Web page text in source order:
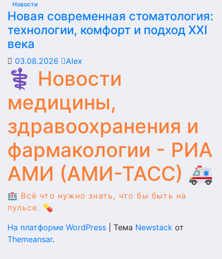
Новости
Новая современная стоматология:
технологии, комфорт и подход XXI
века
03.08.2026 Alex
⚕️ Новости
медицины,
здравоохранения и
фармакологии - РИА
АМИ (АМИ-ТАСС) 🚑
🏥 Всё что нужно знать, что бы быть на
пульсе. 💊
На платформе WordPress
Тема Newstack от
Themeansar.